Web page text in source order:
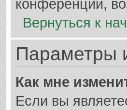
конференции,
Вернуться к
Параметры
Как мне
Если вы